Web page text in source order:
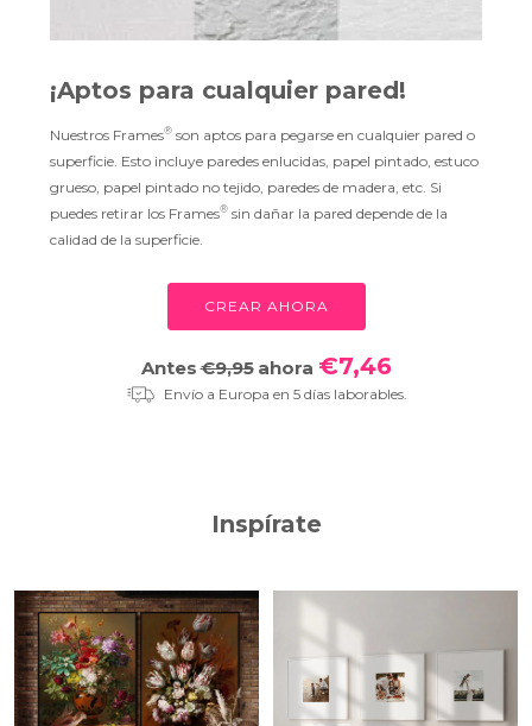
¡Aptos para cualquier pared!
Nuestros Frames® son aptos para pegarse en cualquier pared o
superficie. Esto incluye paredes enlucidas, papel pintado, estuco
grueso, papel pintado no tejido, paredes de madera, etc. Si
puedes retirar los Frames® sin dañar la pared depende de la
calidad de la superficie.
CREAR AHORA
Antes€9,95 ahora €7,46
Envío a Europa en 5 días laborables.
Inspírate